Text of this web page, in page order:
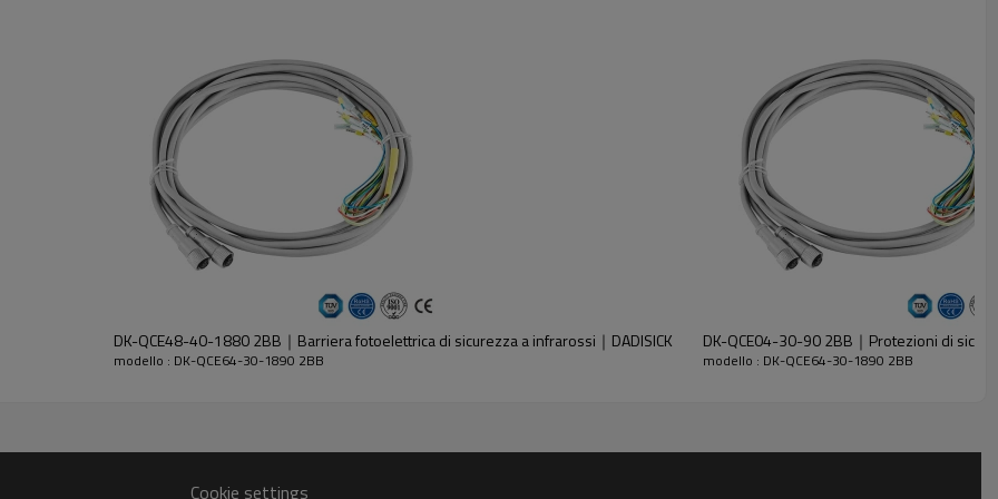
dell'emettitore e del ricevitore.
DK-QCE48-40-1880 2BB｜Barriera fotoelettrica di sicurezza a infrarossi｜DADISICK
modello : DK-QCE64-30-1890 2BB
DK-QCE04-30-90 2BB｜Protezioni di
modello : DK-QCE64-30-1890 2BB
Cookie settings